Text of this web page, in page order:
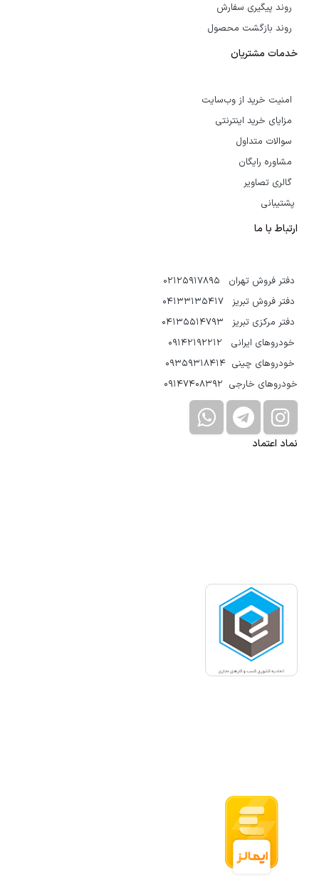
روند پیگیری سفارش
روند بازگشت محصول
خدمات مشتریان
امنیت خرید از وب‌سایت
مزایای خرید اینترنتی
سوالات متداول
مشاوره رایگان
گالری تصاویر
پشتیبانی
ارتباط با ما
دفتر فروش تهران 02125917895
دفتر فروش تبریز 04133135417
دفتر مرکزی تبریز 04135514793
خودروهای ایرانی 09142192212
خودروهای چینی 09359318414
خودروهای خارجی 09147408392
نماد اعتماد